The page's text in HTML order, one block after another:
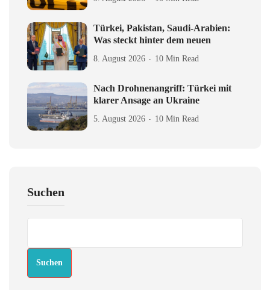
Türkei, Pakistan, Saudi-Arabien:
Was steckt hinter dem neuen
8. August 2026 10 Min Read
Nach Drohnenangriff: Türkei mit
klarer Ansage an Ukraine
5. August 2026 10 Min Read
Suchen
Suchen